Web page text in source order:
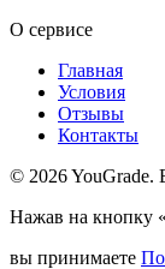
О сервисе
Главная
Условия
Отзывы
Контакты
© 2026 YouGrade.
Нажав на кнопку
вы принимаете